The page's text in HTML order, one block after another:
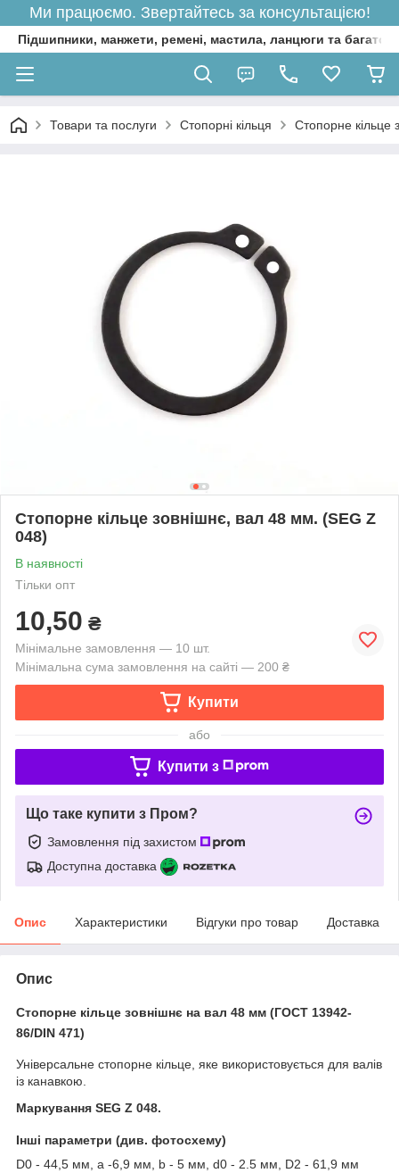
Ми працюємо. Звертайтесь за консультацією!
Підшипники, манжети, ремені, мастила, ланцюги та багато
Товари та послуги Стопорні кільця Стопорне кільце
Стопорне кільце зовнішнє, вал 48 мм. (SEG Z
048)
В наявності
Тільки опт
10,50 ₴
Мінімальне замовлення — 10 шт.
Мінімальна сума замовлення на сайті — 200 ₴
Купити
або
Купити з
Що таке купити з Пром?
Замовлення під захистом
Доступна доставка
Опис Характеристики Відгуки про товар Доставка
Опис
Стопорне кільце зовнішнє на вал 48 мм (ГОСТ 13942-
86/DIN 471)
Універсальне стопорне кільце, яке використовується для валів
із канавкою.
Маркування SEG Z 048.
Інші параметри (див. фотосхему)
D0 - 44,5 мм, a -6,9 мм, b - 5 мм, d0 - 2.5 мм, D2 - 61,9 мм